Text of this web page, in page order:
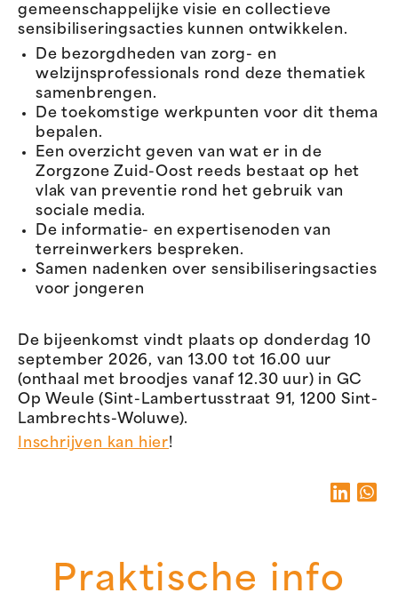
gemeenschappelijke visie en collectieve
sensibiliseringsacties kunnen ontwikkelen.
De bezorgdheden van zorg- en
welzijnsprofessionals rond deze thematiek
samenbrengen.
De toekomstige werkpunten voor dit thema
bepalen.
Een overzicht geven van wat er in de
Zorgzone Zuid-Oost reeds bestaat op het
vlak van preventie rond het gebruik van
sociale media.
De informatie- en expertisenoden van
terreinwerkers bespreken.
Samen nadenken over sensibiliseringsacties
voor jongeren
De bijeenkomst vindt plaats op donderdag 10
september 2026, van 13.00 tot 16.00 uur
(onthaal met broodjes vanaf 12.30 uur) in GC
Op Weule (Sint-Lambertusstraat 91, 1200 Sint-
Lambrechts-Woluwe).
Inschrijven kan hier!
Praktische info